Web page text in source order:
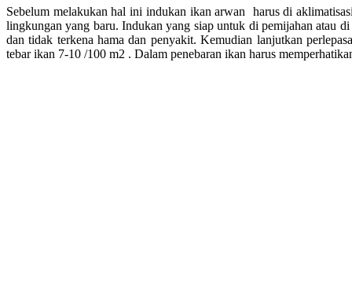
Sebelum melakukan hal ini indukan ikan arwan harus di
lingkungan yang baru. Indukan yang siap untuk di pemijahan atau
dan tidak terkena hama dan penyakit. Kemudian lanjutkan
tebar ikan 7-10 /100 m2 . Dalam penebaran ikan harus